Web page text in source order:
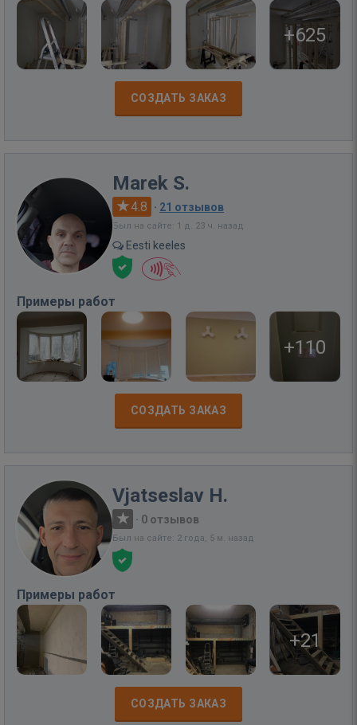
+625
СОЗДАТЬ ЗАКАЗ
Marek S.
4.8 · 21 отзывов
Был на сайте: 1 д. 23 ч. назад
Eesti keeles
Примеры работ
+110
СОЗДАТЬ ЗАКАЗ
Vjatseslav H.
· 0 отзывов
Был на сайте: 2 года, 5 м. назад
Примеры работ
+21
СОЗДАТЬ ЗАКАЗ